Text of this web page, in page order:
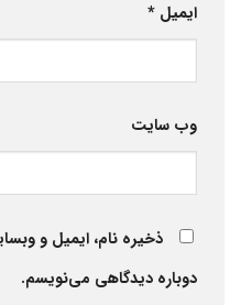
ایمیل *
وب‌ سایت
ذخیره نام، ایمیل و
دوباره دیدگاهی می‌نویسم.